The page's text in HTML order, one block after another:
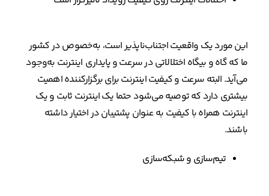
این مورد یک واقعیت اجتناب‌ناپذیر است، به‌خصوص در کشور
ما که گاه و بیگاه اختلالاتی در سرعت و پایداری اینترنت به‌وجود
می‌آید. البته سرعت و کیفیت اینترنت برای برگزارکننده اهمیت
بیشتری دارد که توصیه می‌شود حتما یک اینترنت ثابت و یک
اینترنت همراه با کیفیت به عنوان پشتیبان در اختیار داشته
باشند.
تیم‌سازی و شبکه‌‌سازی